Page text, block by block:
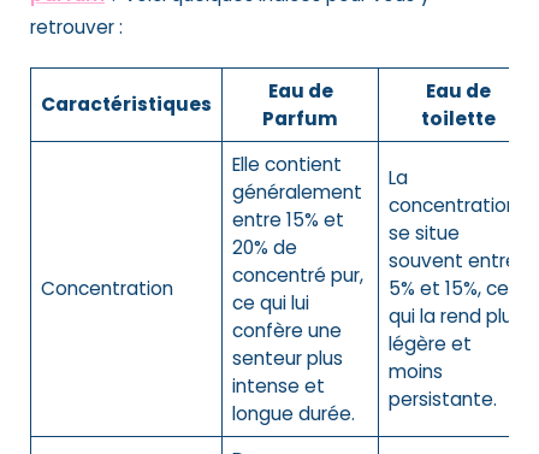
retrouver :
Caractéristiques
Eau de
Parfum
Eau de
toilette
Concentration
Elle contient
généralement
entre 15% et
20% de
concentré pur,
ce qui lui
confère une
senteur plus
intense et
longue durée.
La
concentration
se situe
souvent entre
5% et 15%, ce
qui la rend plus
légère et
moins
persistante.